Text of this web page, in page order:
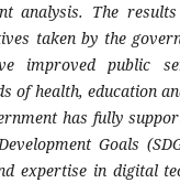
analysis. The
taken by the
improved public
of health, education
has fully
Goals
expertise in digital